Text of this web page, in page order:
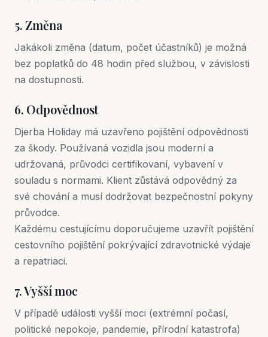
5. Změna
Jakákoli změna (datum, počet účastníků) je možná
bez poplatků do 48 hodin před službou, v závislosti
na dostupnosti.
6. Odpovědnost
Djerba Holiday má uzavřeno pojištění odpovědnosti
za škody. Používaná vozidla jsou moderní a
udržovaná, průvodci certifikovaní, vybavení v
souladu s normami. Klient zůstává odpovědný za
své chování a musí dodržovat bezpečnostní pokyny
průvodce.
Každému cestujícímu doporučujeme uzavřít pojištění
cestovního pojištění pokrývající zdravotnické výdaje
a repatriaci.
7. Vyšší moc
V případě události vyšší moci (extrémní počasí,
politické nepokoje, pandemie, přírodní katastrofa)